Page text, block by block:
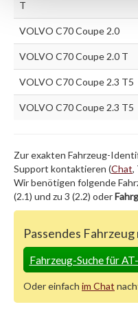
T
VOLVO C70 Coupe 2.0
VOLVO C70 Coupe 2.0 T
VOLVO C70 Coupe 2.3 T5
VOLVO C70 Coupe 2.3 T5
Zur exakten Fahrzeug-
Support kontaktieren (Chat,
Wir benötigen folgende
(2.1) und zu 3 (2.2) oder
Passendes
Fahrzeug-Suche für
Oder einfach im Chat